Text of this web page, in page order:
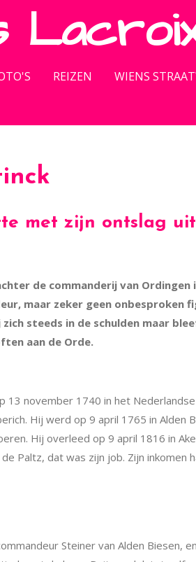
REIZEN WIENS
met zijn ontslag
de commanderij van
maar zeker geen onbesproken
steeds in de schulden maar
aan de Orde.
13 november 1740 in het
Hij werd op 9 april 1765 in
Hij overleed op 9 april 1816 in
Paltz, dat was zijn job. Zijn inkomen
Steiner van Alden Biesen,